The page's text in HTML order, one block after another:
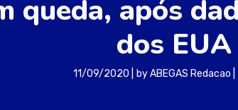
queda, após
dos EUA
11/09/2020 byABEGAS Redacao